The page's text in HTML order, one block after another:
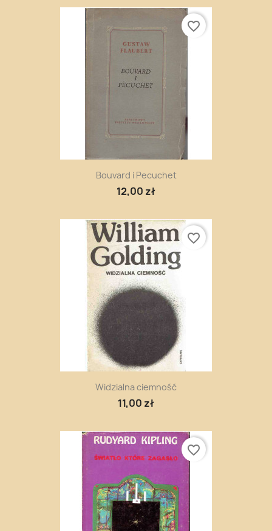
Bouvard i Pecuchet
12,00 zł
favorite_border
Widzialna ciemność
11,00 zł
favorite_border
favorite_border